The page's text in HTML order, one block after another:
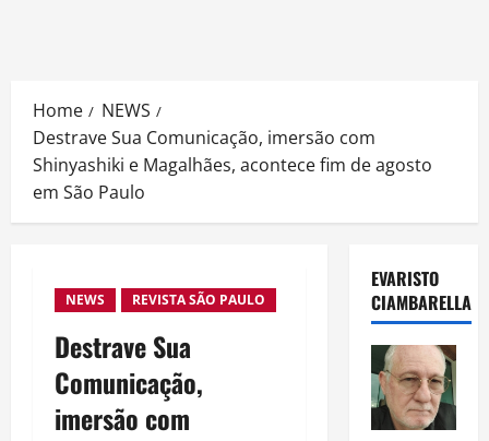
Home
NEWS
Destrave Sua Comunicação, imersão com
Shinyashiki e Magalhães, acontece fim de agosto
em São Paulo
NEWS REVISTA SÃO PAULO
Destrave Sua
Comunicação,
imersão com
EVARISTO
CIAMBARELLA